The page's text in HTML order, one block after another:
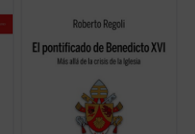
amplia mirada de conjunto sólidamente
Ratzinger como papa, a la vez que señala
algunas claves interpretativas que ...(ver